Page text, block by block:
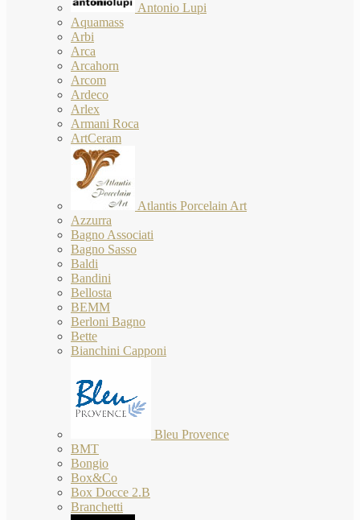
Antonio Lupi
Aquamass
Arbi
Arca
Arcahorn
Arcom
Ardeco
Arlex
Armani Roca
ArtCeram
Atlantis Porcelain Art
Azzurra
Bagno Associati
Bagno Sasso
Baldi
Bandini
Bellosta
BEMM
Berloni Bagno
Bette
Bianchini Capponi
Bleu Provence
BMT
Bongio
Box&Co
Box Docce 2.B
Branchetti